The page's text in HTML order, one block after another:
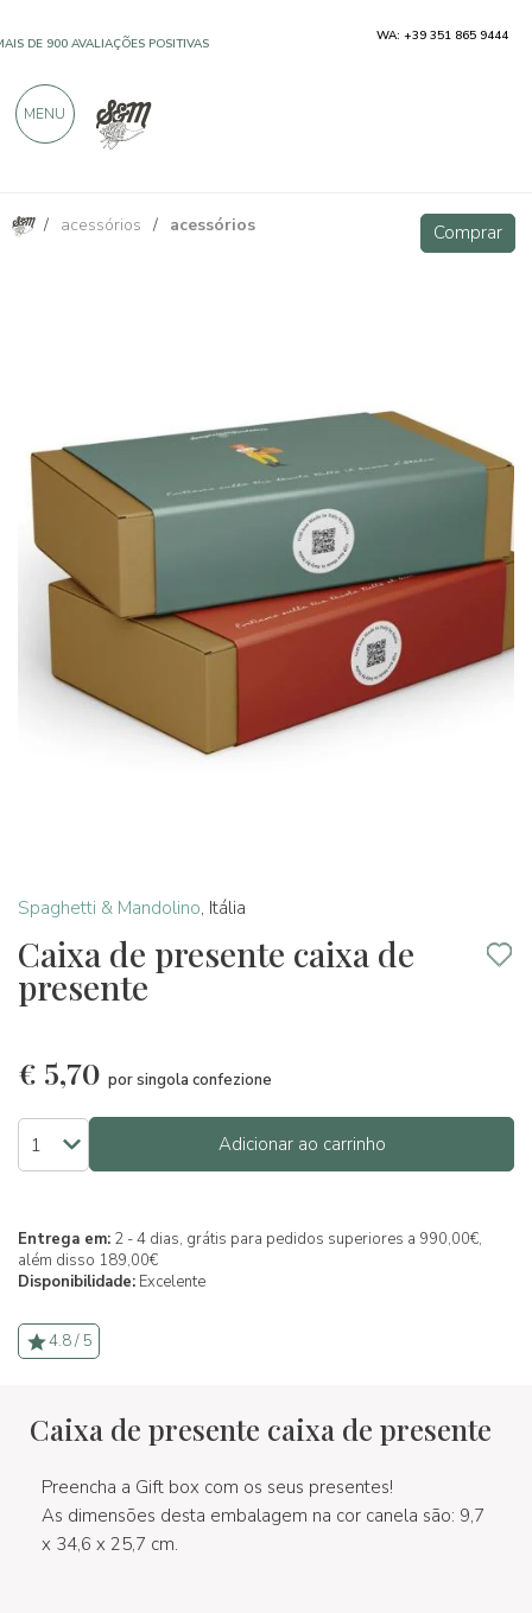
/ acessórios / acessórios Comprar
Spaghetti & Mandolino, Itália
Caixa de presente caixa de
presente
€ 5,70 por singola confezione
Adicionar ao carrinho
Entrega em: 2 - 4 dias, grátis para pedidos superiores a 990,00€,
além disso 189,00€
Disponibilidade: Excelente
4.8 / 5
Caixa de presente caixa de presente
Preencha a Gift box com os seus presentes!
As dimensões desta embalagem na cor canela são: 9,7
x 34,6 x 25,7 cm.
Caixa de presente caixa de presente Comprar
DE 900 AVALIAÇÕES POSITIVAS WA: +39 351 865 9444
MENU